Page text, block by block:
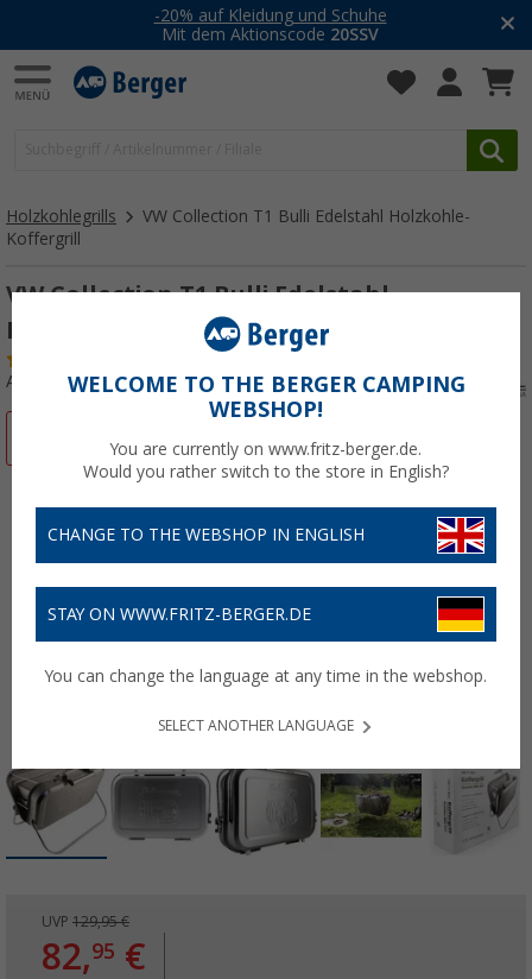
-20% auf Kleidung und Schuhe
Mit dem Aktionscode 20SSV
Holzkohlegrills
VW Collection T1 Bulli Edelstahl Holzkohle-
Koffergrill
VW Collection T1 Bulli Edelstahl
Holzkohle-Koffergrill
Art.-Nr.: 523440
UVP 129,95 €
82,95 €
WELCOME TO THE BERGER CAMPING
WEBSHOP!
You are currently on www.fritz-berger.de.
Would you rather switch to the store in English?
CHANGE TO THE WEBSHOP IN ENGLISH
STAY ON WWW.FRITZ-BERGER.DE
You can change the language at any time in the webshop.
SELECT ANOTHER LANGUAGE